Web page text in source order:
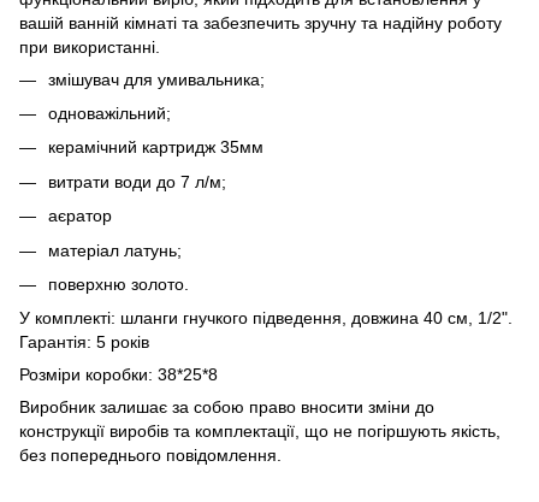
вашій ванній кімнаті та забезпечить зручну та надійну роботу
при використанні.
змішувач для умивальника;
одноважільний;
керамічний картридж 35мм
витрати води до 7 л/м;
аєратор
матеріал латунь;
поверхню золото.
У комплекті: шланги гнучкого підведення, довжина 40 см, 1/2".
Гарантія: 5 років
Розміри коробки: 38*25*8
Виробник залишає за собою право вносити зміни до
конструкції виробів та комплектації, що не погіршують якість,
без попереднього повідомлення.